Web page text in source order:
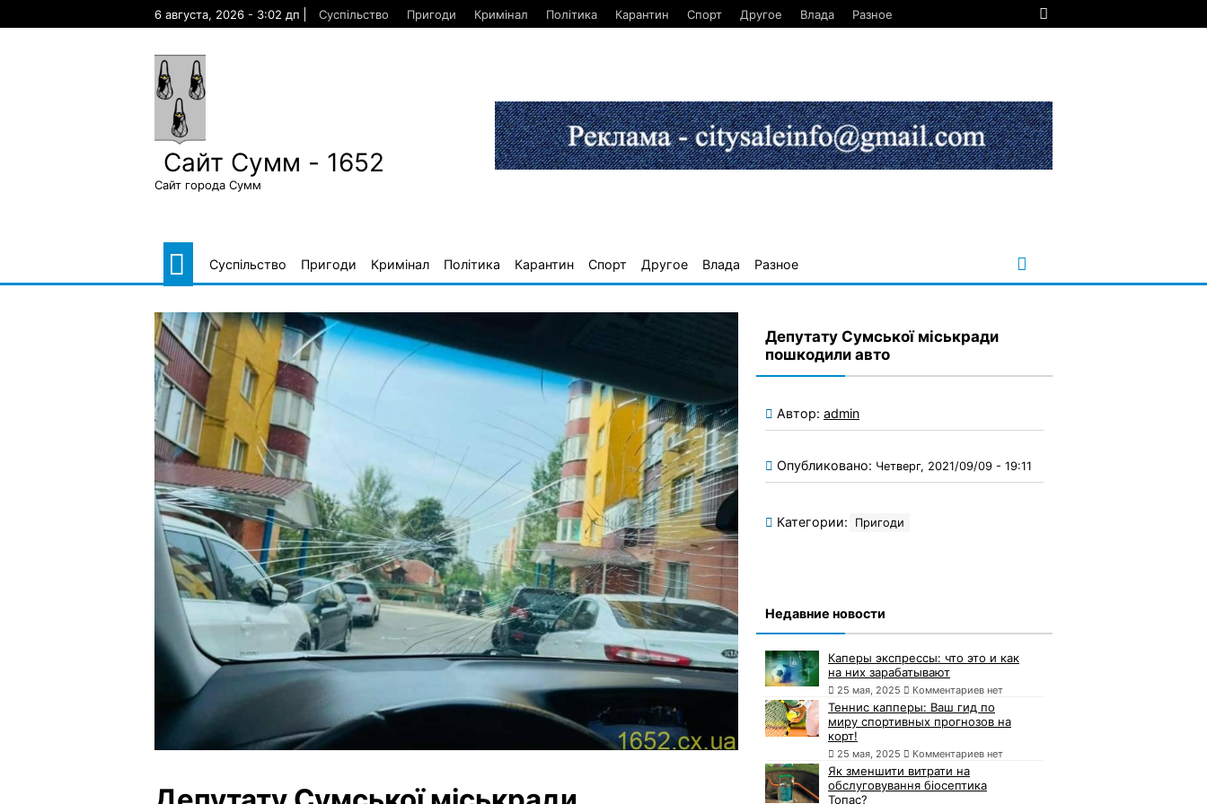
6 августа, 2026 - 3:02 дп Суспільство Пригоди Кримінал Політика Карантин Спорт Другое Влада Разное
Сайт Сумм - 1652
Сайт города Сумм
Суспільство Пригоди Кримінал Політика Карантин Спорт Другое Влада Разное
Депутату Сумської міськради
пошкодили авто
Автор: admin
Опубликовано: Четверг, 2021/09/09 - 19:11
Категории: Пригоди
Недавние новости
Каперы экспрессы: что это и как
на них зарабатывают
25 мая, 2025 Комментариев нет
Теннис капперы: Ваш гид по
миру спортивных прогнозов на
корт!
25 мая, 2025 Комментариев нет
Як зменшити витрати на
обслуговування біосептика
Топас?